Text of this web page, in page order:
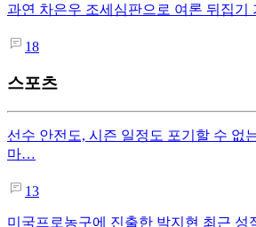
과연 차은우 조세심판으로 여론 뒤집기
18
스포츠
선수 안전도, 시즌 일정도 포기할 수 없
마…
13
미국프로농구에 진출한 박지현 최근 성